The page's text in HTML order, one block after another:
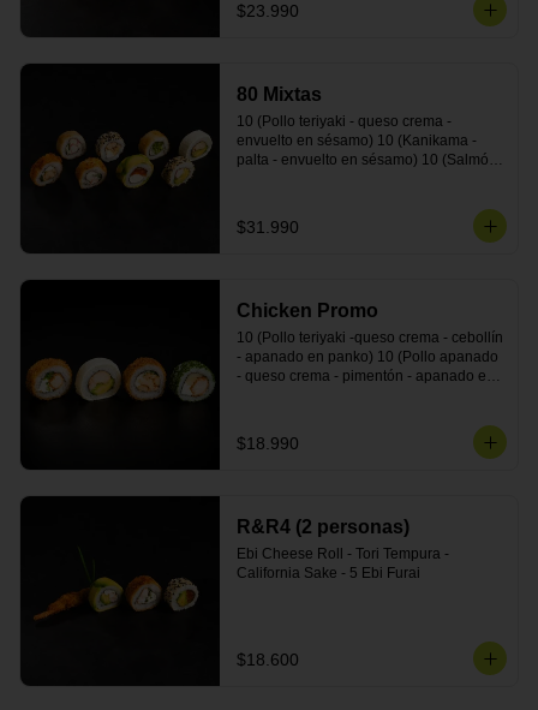
$23.990
80 Mixtas
10 (Pollo teriyaki - queso crema -
envuelto en sésamo) 10 (Kanikama -
palta - envuelto en sésamo) 10 (Salmón
crema) 10 (Camarón - queso crema -
cebollín - envuelto en masa tempura) 10
envuelto en masa tempura) 10
(Pimentón - queso crema - cebollín -
envuelto en masa tempura)
$31.990
Chicken Promo
10 (Pollo teriyaki -queso crema - cebollín
- apanado en panko) 10 (Pollo apanado
- queso crema - pimentón - apanado en
10 (Pollo teriyaki - palta - envuelto en
queso crema)
$18.990
R&R4 (2 personas)
Ebi Cheese Roll - Tori Tempura -
California Sake - 5 Ebi Furai
$18.600